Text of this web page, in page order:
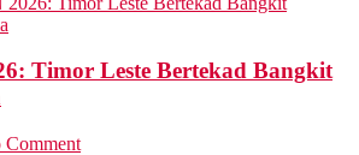
Timor Leste Bertekad Bangkit
Comment